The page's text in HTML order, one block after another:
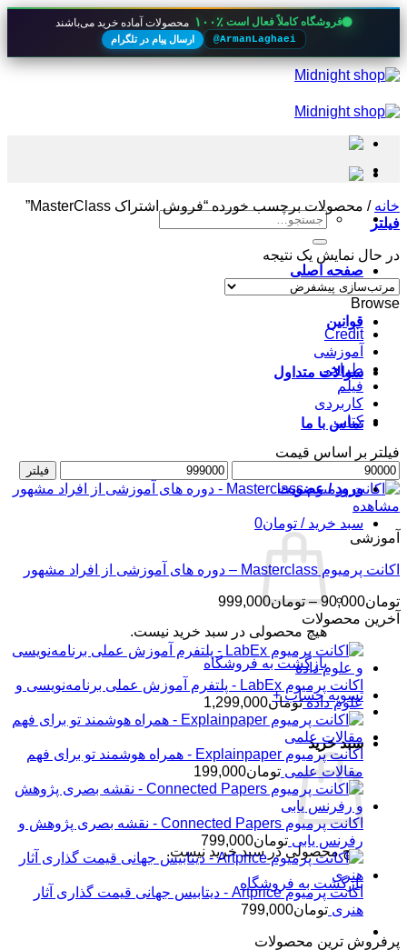
فروشگاه کاملاً فعال است ۱۰۰٪ محصولات آماده خرید می‌باشند
@ArmanLaghaei ارسال پیام در تلگرام
Skip
to
جستجو
صفحه اصلی
قوانین
سوالات متداول
تماس با ما
ورود / عضویت
سبد خرید / تومان0
هیچ محصولی در سبد خرید نیست.
بازگشت به فروشگاه
تسویه حساب +
سبد خرید
هیچ محصولی در سبد خرید نیست.
بازگشت به فروشگاه
خانه / محصولات برچسب خورده “فروش اشتراک MasterClass”
فیلتر
در حال نمایش یک نتیجه
Browse
Credit
آموزشی
طراحی
فیلم
کاربردی
کتاب
فیلتر بر اساس قیمت
حداقل
قیمت
حداکثر
قیمت
فیلتر
مشاهده
آموزشی
اکانت پرمیوم Masterclass – دوره های آموزشی از افراد مشهور
تومان90,000
– تومان999,000محدوده
تومان90,000
تا
تومان999,000
آخرین محصولات
اکانت پرمیوم LabEx - پلتفرم آموزش عملی برنامه‌نویسی و
علوم داده تومان1,299,000
اکانت پرمیوم Explainpaper - همراه هوشمند تو برای فهم
مقالات علمی تومان199,000
اکانت پرمیوم Connected Papers - نقشه بصری پژوهش و
رفرنس یابی تومان799,000
اکانت پرمیوم Artprice - دیتابیس جهانی قیمت ‌گذاری آثار
هنری تومان799,000
پرفروش ترین محصولات